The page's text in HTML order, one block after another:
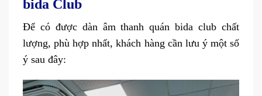
bida Club
Để có được dàn âm thanh quán bida club chất
lượng, phù hợp nhất, khách hàng cần lưu ý một số
ý sau đây: